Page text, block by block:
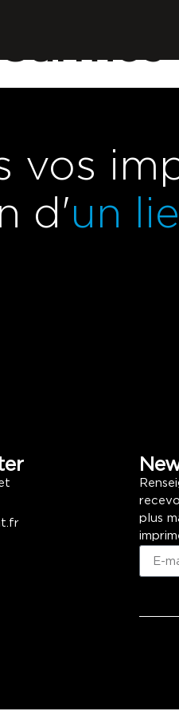
vos
d'un
plus